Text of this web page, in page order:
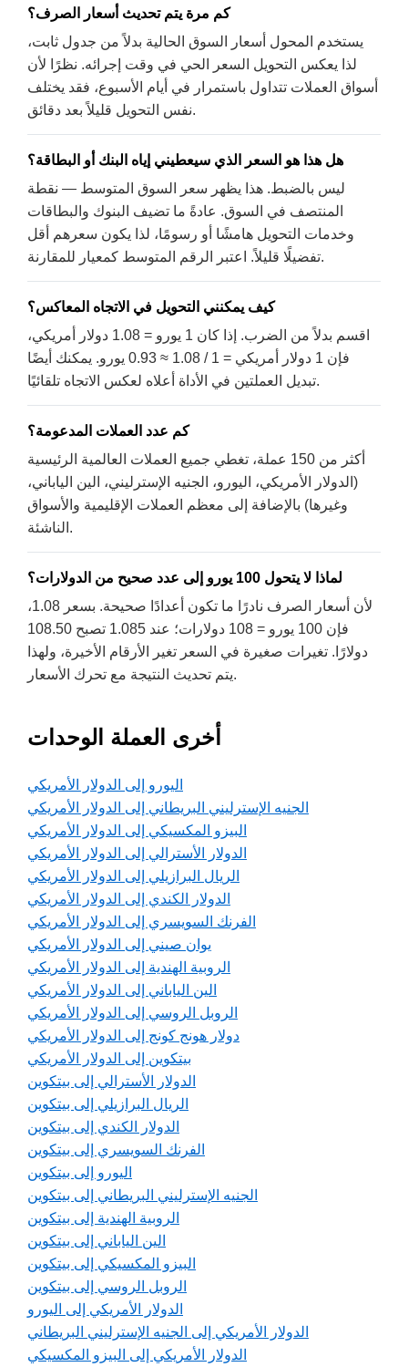
كم مرة يتم تحديث أسعار الصرف؟
يستخدم المحول أسعار السوق الحالية بدلاً من جدول ثابت،
لذا يعكس التحويل السعر الحي في وقت إجرائه. نظرًا لأن
أسواق العملات تتداول باستمرار في أيام الأسبوع، فقد يختلف
نفس التحويل قليلاً بعد دقائق.
هل هذا هو السعر الذي سيعطيني إياه البنك أو البطاقة؟
ليس بالضبط. هذا يظهر سعر السوق المتوسط — نقطة
المنتصف في السوق. عادةً ما تضيف البنوك والبطاقات
وخدمات التحويل هامشًا أو رسومًا، لذا يكون سعرهم أقل
تفضيلًا قليلاً. اعتبر الرقم المتوسط كمعيار للمقارنة.
كيف يمكنني التحويل في الاتجاه المعاكس؟
اقسم بدلاً من الضرب. إذا كان 1 يورو = 1.08 دولار أمريكي،
فإن 1 دولار أمريكي = 1 / 1.08 ≈ 0.93 يورو. يمكنك أيضًا
تبديل العملتين في الأداة أعلاه لعكس الاتجاه تلقائيًا.
كم عدد العملات المدعومة؟
أكثر من 150 عملة، تغطي جميع العملات العالمية الرئيسية
(الدولار الأمريكي، اليورو، الجنيه الإسترليني، الين الياباني،
وغيرها) بالإضافة إلى معظم العملات الإقليمية والأسواق
الناشئة.
لماذا لا يتحول 100 يورو إلى عدد صحيح من الدولارات؟
لأن أسعار الصرف نادرًا ما تكون أعدادًا صحيحة. بسعر 1.08،
فإن 100 يورو = 108 دولارات؛ عند 1.085 تصبح 108.50
دولارًا. تغيرات صغيرة في السعر تغير الأرقام الأخيرة، ولهذا
يتم تحديث النتيجة مع تحرك الأسعار.
أخرى العملة الوحدات
اليورو إلى الدولار الأمريكي
الجنيه الإسترليني البريطاني إلى الدولار الأمريكي
البيزو المكسيكي إلى الدولار الأمريكي
الدولار الأسترالي إلى الدولار الأمريكي
الريال البرازيلي إلى الدولار الأمريكي
الدولار الكندي إلى الدولار الأمريكي
الفرنك السويسري إلى الدولار الأمريكي
يوان صيني إلى الدولار الأمريكي
الروبية الهندية إلى الدولار الأمريكي
الين الياباني إلى الدولار الأمريكي
الروبل الروسي إلى الدولار الأمريكي
دولار هونج كونج إلى الدولار الأمريكي
بيتكوين إلى الدولار الأمريكي
الدولار الأسترالي إلى بيتكوين
الريال البرازيلي إلى بيتكوين
الدولار الكندي إلى بيتكوين
الفرنك السويسري إلى بيتكوين
اليورو إلى بيتكوين
الجنيه الإسترليني البريطاني إلى بيتكوين
الروبية الهندية إلى بيتكوين
الين الياباني إلى بيتكوين
البيزو المكسيكي إلى بيتكوين
الروبل الروسي إلى بيتكوين
الدولار الأمريكي إلى اليورو
الدولار الأمريكي إلى الجنيه الإسترليني البريطاني
الدولار الأمريكي إلى البيزو المكسيكي